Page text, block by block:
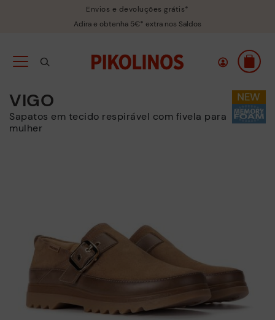
Envios e devoluções grátis*
Adira e obtenha 5€* extra nos Saldos
VIGO
Sapatos em tecido respirável com fivela para
mulher